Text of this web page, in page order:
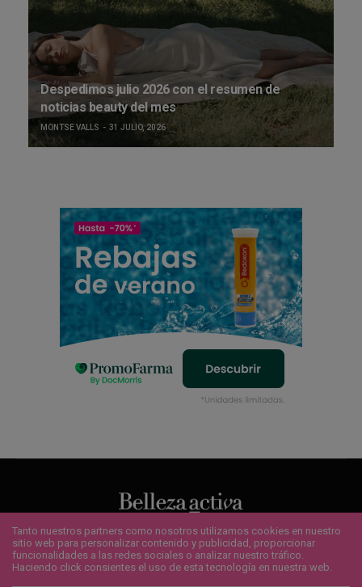
Despedimos julio 2026 con el resumen de
noticias beauty del mes
MONTSE VALLS 31 JULIO, 2026
QUIENES SOMOS ¿QUIERES ANUNCIARTE?
CONTACTO
POLÍTICA DE COOKIES
AVISO LEGAL SUSCRÍBETE
Tanto nuestros partners como nosotros utilizamos cookies en nuestro
sitio web para personalizar contenido y publicidad, proporcionar
funcionalidades a las redes sociales o analizar nuestro tráfico.
Haciendo click consientes el uso de esta tecnología en nuestra web.